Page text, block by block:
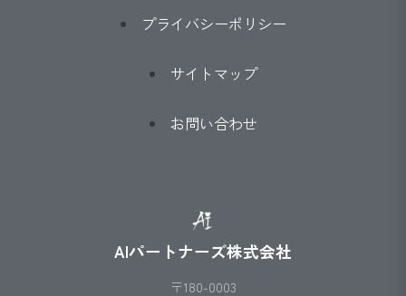
プライバシーポリシー
サイトマップ
お問い合わせ
AIパートナーズ株式会社
〒180-0003